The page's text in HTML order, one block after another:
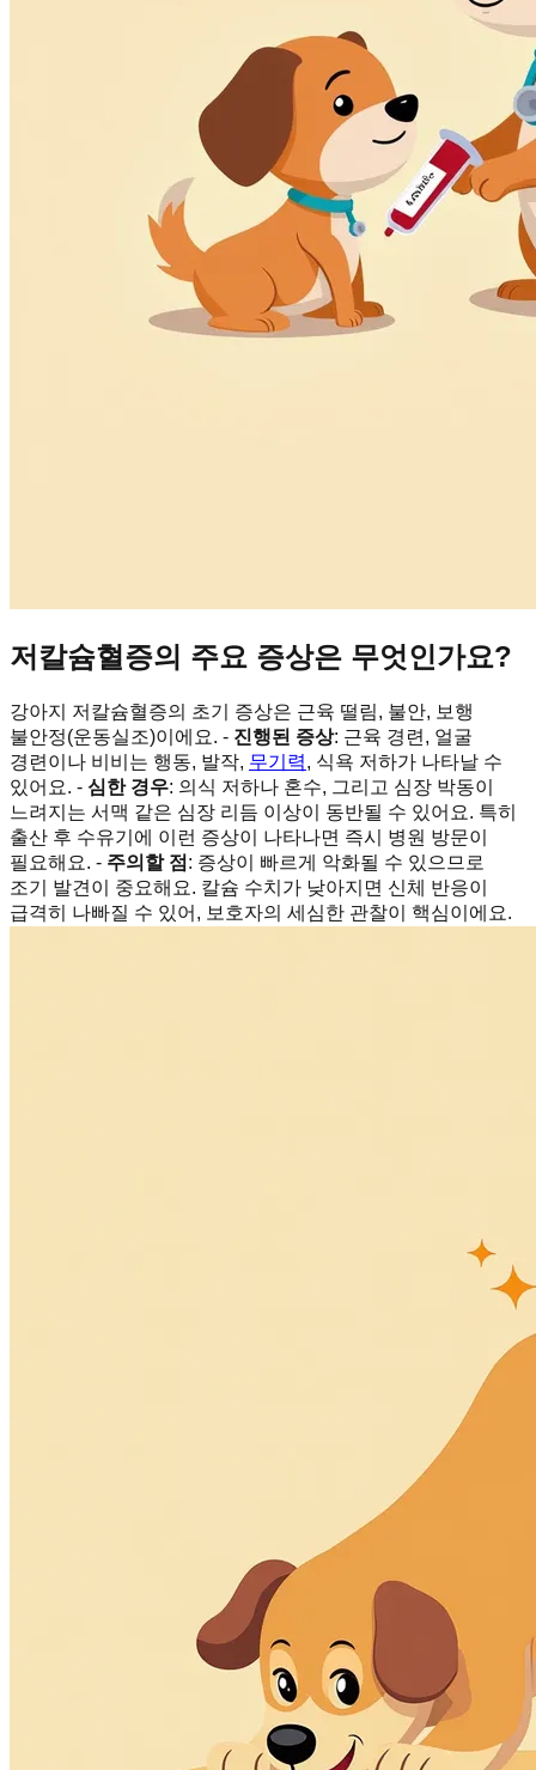
저칼슘혈증의 주요 증상은 무엇인가요?
강아지 저칼슘혈증의 초기 증상은 근육 떨림, 불안, 보행
불안정(운동실조)이에요. - 진행된 증상: 근육 경련, 얼굴
경련이나 비비는 행동, 발작, 무기력, 식욕 저하가 나타날 수
있어요. - 심한 경우: 의식 저하나 혼수, 그리고 심장 박동이
느려지는 서맥 같은 심장 리듬 이상이 동반될 수 있어요. 특히
출산 후 수유기에 이런 증상이 나타나면 즉시 병원 방문이
필요해요. - 주의할 점 : 증상이 빠르게 악화될 수 있으므로
조기 발견이 중요해요. 칼슘 수치가 낮아지면 신체 반응이
급격히 나빠질 수 있어, 보호자의 세심한 관찰이 핵심이에요.